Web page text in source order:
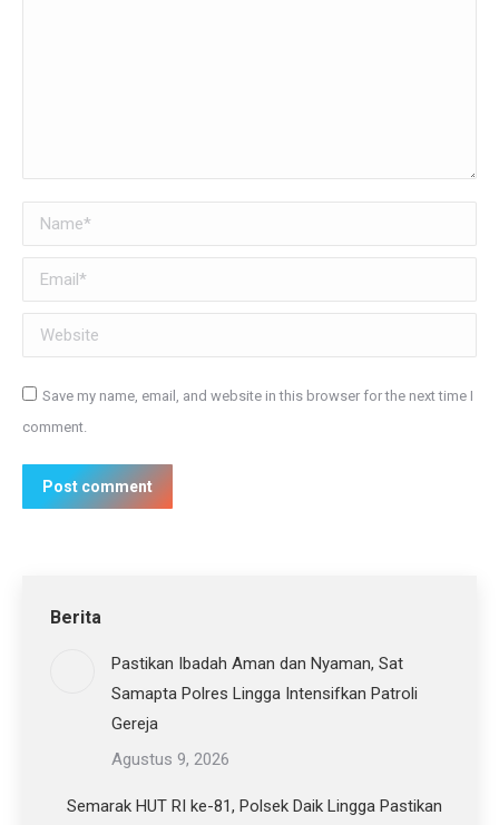
Name *
Email *
Website
Save my name, email, and website in this browser for the next time I
comment.
Post comment
Berita
Pastikan Ibadah Aman dan Nyaman, Sat
Samapta Polres Lingga Intensifkan Patroli
Gereja
Agustus 9, 2026
Semarak HUT RI ke-81, Polsek Daik Lingga Pastikan